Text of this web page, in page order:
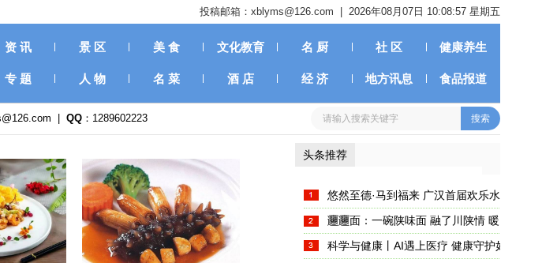
投稿邮箱：xblyms@126.com | 2026年08月07日 10:08:57 星期五
资 讯 景 区 美 食 文化教育 名 厨 社 区 健康养生
专 题 人 物 名 菜 酒 店 经 济 地方讯息 食品报道
| QQ ：1289602223
头条推荐
悠然至德·马到福来 广汉首届欢乐水岸新春嘉
启幕
𰻞𰻞面：一碗陕味面 融了川陕情 暖了天府胃
科学与健康丨AI遇上医疗 健康守护如何注入新